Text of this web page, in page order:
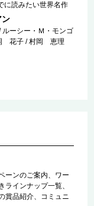
に読みたい世界名作
ン
ルーシー・Ｍ・モンゴ
花子 / 村岡 恵理
ーンのご案内、ワー
インナップ一覧、
賞品紹介、コミュニ